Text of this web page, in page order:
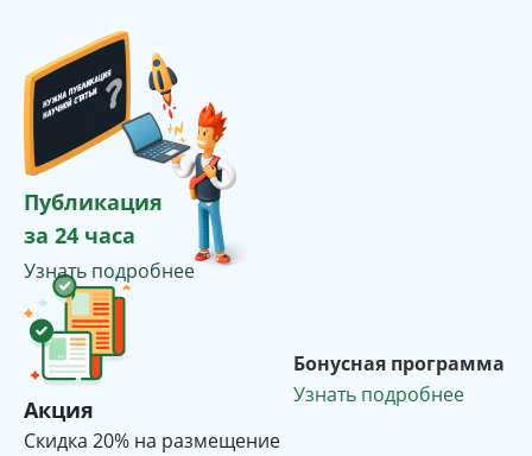
Публикация
за 24 часа
Узнать подробнее
Акция
Cкидка 20% на размещение
Бонусная программа
Узнать подробнее